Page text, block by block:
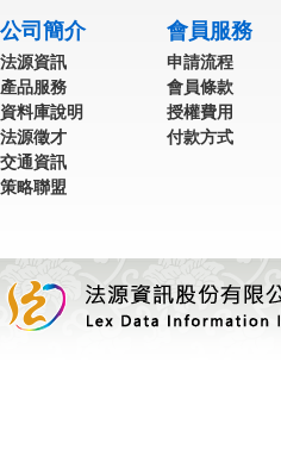
公司簡介
法源資訊
產品服務
資料庫說明
法源徵才
交通資訊
策略聯盟
會員服務
申請流程
會員條款
授權費用
付款方式